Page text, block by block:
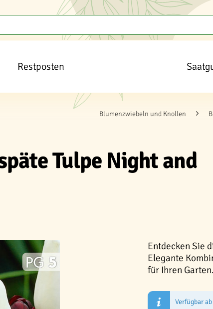
Restposten
Blumenzwiebeln und Knollen
Tulpe Night and
Entdecken Sie
Elegante
für Ihren
Verfügbar